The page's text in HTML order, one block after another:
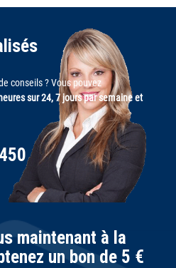
conseils ? Vous pouvez
sur 24, 7 jours par semaine et
maintenant à la
un bon de 5 €